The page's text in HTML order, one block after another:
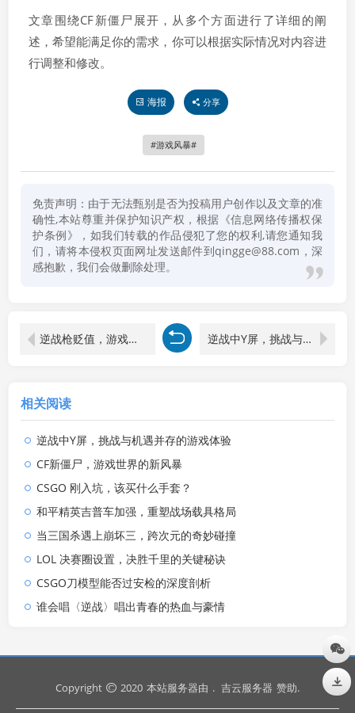
文章围绕CF新僵尸展开，从多个方面进行了详细的阐
述，希望能满足你的需求，你可以根据实际情况对内容进
行调整和修改。
海报 分享
游戏风暴
免责声明：由于无法甄别是否为投稿用户创作以及文章的准
确性,本站尊重并保护知识产权，根据《信息网络传播权保
护条例》，如我们转载的作品侵犯了您的权利,请您通知我
们，请将本侵权页面网址发送邮件到qingge@88.com，深
感抱歉，我们会做删除处理。
逆战枪贬值，游戏经济生态下的冷思考 逆战中Y屏，挑战与机遇并存的游戏体验
相关阅读
逆战中Y屏，挑战与机遇并存的游戏体验
CF新僵尸，游戏世界的新风暴
CSGO 刚入坑，该买什么手套？
和平精英吉普车加强，重塑战场载具格局
当三国杀遇上崩坏三，跨次元的奇妙碰撞
LOL 决赛圈设置，决胜千里的关键秘诀
CSGO刀模型能否过安检的深度剖析
谁会唱〈逆战〉唱出青春的热血与豪情
Copyright 2020 本站服务器由 . 吉云服务器 赞助.